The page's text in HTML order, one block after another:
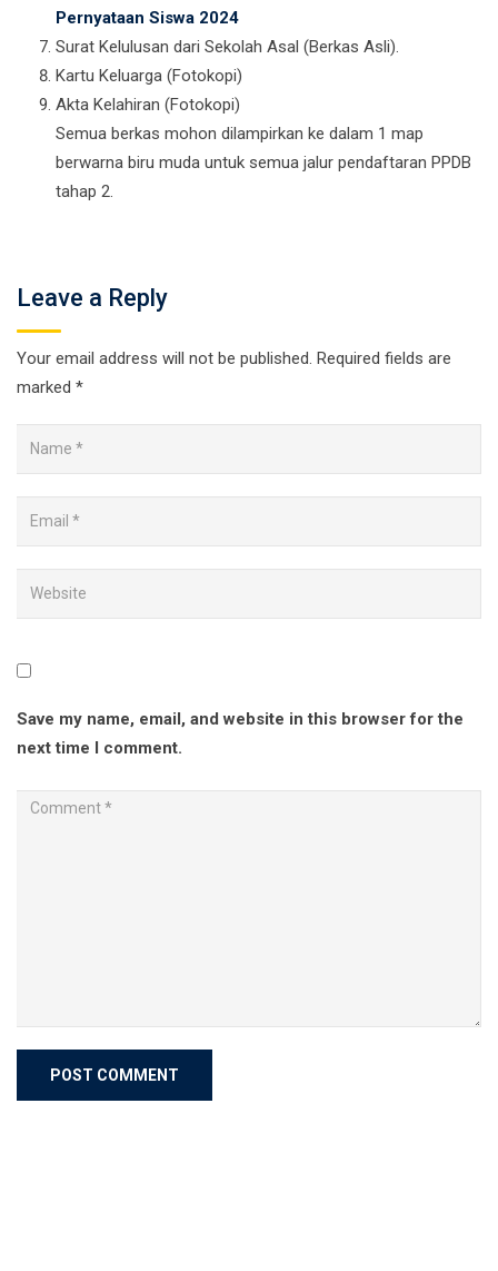
Pernyataan Siswa 2024
Surat Kelulusan dari Sekolah Asal (Berkas Asli).
Kartu Keluarga (Fotokopi)
Akta Kelahiran (Fotokopi)
Semua berkas mohon dilampirkan ke dalam 1 map
berwarna biru muda untuk semua jalur pendaftaran PPDB
tahap 2.
Leave a Reply
Your email address will not be published. Required fields are
marked *
Save my name, email, and website in this browser for the
next time I comment.